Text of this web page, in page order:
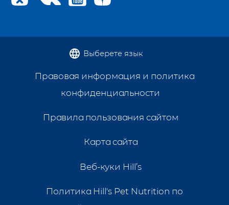
Правовая информация и политика
конфиденциальности
Правила пользования сайтом
Карта сайта
Веб-куки Hill’s
Политика Hill's Pet Nutrition по
Выберете язык